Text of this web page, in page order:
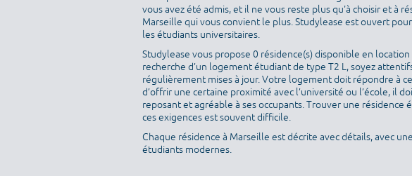
vous avez été admis, et il ne vous reste plus qu'à choisir et à
Marseille qui vous convient le plus. Studylease est ouvert
les étudiants universitaires.
Studylease vous propose 0 résidence(s) disponible en
recherche d’un logement étudiant de type T2 L, soyez
régulièrement mises à jour. Votre logement doit répondre à
d’offrir une certaine proximité avec l’université ou l’école, il
reposant et agréable à ses occupants. Trouver une résidence
ces exigences est souvent difficile.
Chaque résidence à Marseille est décrite avec détails, avec
étudiants modernes.